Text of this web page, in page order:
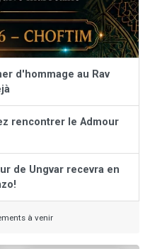
d'hommage au Rav
rencontrer le Admour
de Ungvar recevra en
à venir